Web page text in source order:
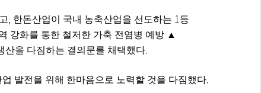
, 한돈산업이 국내 농축산업을 선도하는 1등
강화를 통한 철저한 가축 전염병 예방 ▲
산을 다짐하는 결의문를 채택했다.
발전을 위해 한마음으로 노력할 것을 다짐했다.